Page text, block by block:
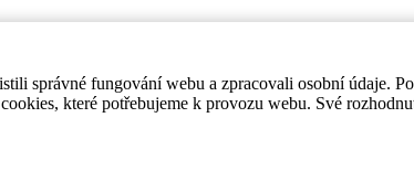
správné fungování webu a zpracovali osobní údaje.
které potřebujeme k provozu webu. Své